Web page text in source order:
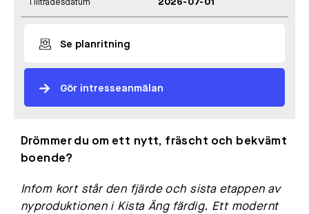
Tillträdesdatum 2026-07-01
Se planritning
Gör intresseanmälan
Drömmer du om ett nytt, fräscht och bekvämt
boende?
Infom kort står den fjärde och sista etappen av
nyproduktionen i Kista Äng färdig. Ett modernt